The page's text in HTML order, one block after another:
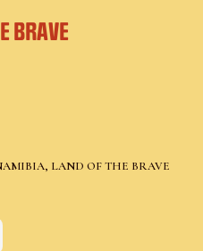
LAND OF THE BRAVE
BRAVE